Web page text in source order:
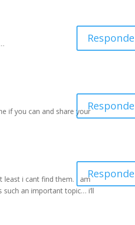
if you can and share your
least i cant find them. I am
an important topic… i’ll